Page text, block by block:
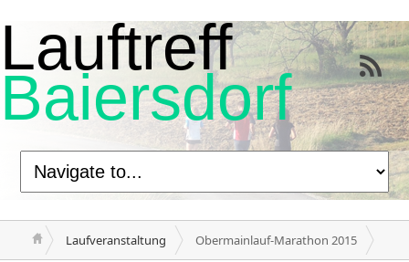
Lauftreff
Baiersdorf
Laufveranstaltung Obermainlauf-Marathon 2015